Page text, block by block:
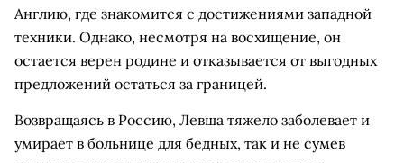
Англию, где знакомится с достижениями западной
техники. Однако, несмотря на восхищение, он
остается верен родине и отказывается от выгодных
предложений остаться за границей.
Возвращаясь в Россию, Левша тяжело заболевает и
умирает в больнице для бедных, так и не сумев